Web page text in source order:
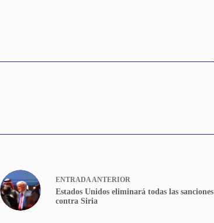
ENTRADAANTERIOR
Estados Unidos eliminará todas las sanciones
contra Siria